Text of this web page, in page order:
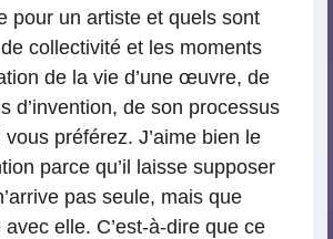
pour un artiste et quels sont
collectivité et les moments
de la vie d’une œuvre, de
d’invention, de son processus
préférez. J’aime bien le
parce qu’il laisse supposer
pas seule, mais que
avec elle. C’est-à-dire que ce